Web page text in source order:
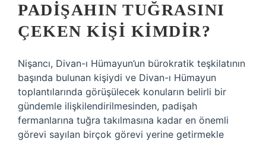
PADIŞAHIN TUĞRASINI
ÇEKEN KIŞI KIMDIR?
Nişancı, Divan-ı Hümayun’un bürokratik teşkilatının
başında bulunan kişiydi ve Divan-ı Hümayun
toplantılarında görüşülecek konuların belirli bir
gündemle ilişkilendirilmesinden, padişah
fermanlarına tuğra takılmasına kadar en önemli
görevi sayılan birçok görevi yerine getirmekle